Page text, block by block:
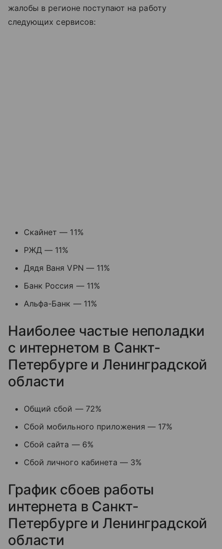
жалобы в регионе поступают на работу
следующих сервисов:
Скайнет — 11%
РЖД — 11%
Дядя Ваня VPN — 11%
Банк Россия — 11%
Альфа-Банк — 11%
Наиболее частые неполадки
с интернетом в Санкт-
Петербурге и Ленинградской
области
Общий сбой — 72%
Сбой мобильного приложения — 17%
Сбой сайта — 6%
Сбой личного кабинета — 3%
График сбоев работы
интернета в Санкт-
Петербурге и Ленинградской
области